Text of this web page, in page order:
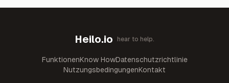
Heilo.io hear to help.
FunktionenKnow HowDatenschutzrichtlinie
NutzungsbedingungenKontakt